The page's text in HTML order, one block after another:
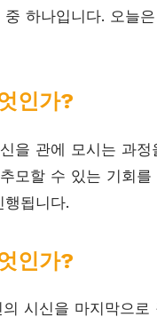
하나입니다. 오늘
인가?
을 관에 모시는 과
모할 수 있는 기회
됩니다.
인가?
시신을 마지막으